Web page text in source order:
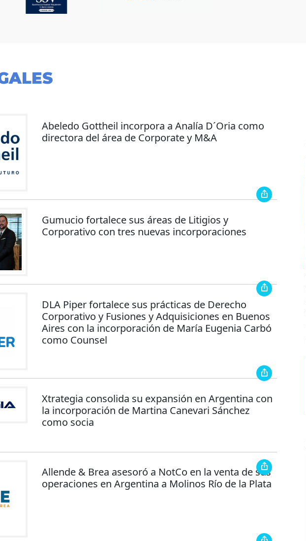
Abeledo Gottheil incorpora a Analía D´Oria como
directora del área de Corporate y M&A
Gumucio fortalece sus áreas de Litigios y
Corporativo con tres nuevas incorporaciones
DLA Piper fortalece sus prácticas de Derecho
Corporativo y Fusiones y Adquisiciones en Buenos
Aires con la incorporación de María Eugenia Carbó
como Counsel
Xtrategia consolida su expansión en Argentina con
la incorporación de Martina Canevari Sánchez
como socia
Allende & Brea asesoró a NotCo en la venta de sus
operaciones en Argentina a Molinos Río de la Plata